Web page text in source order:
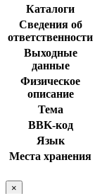
Каталоги
Сведения об
ответственности
Выходные
данные
Физическое
описание
Тема
BBK-код
Язык
Места хранения
×